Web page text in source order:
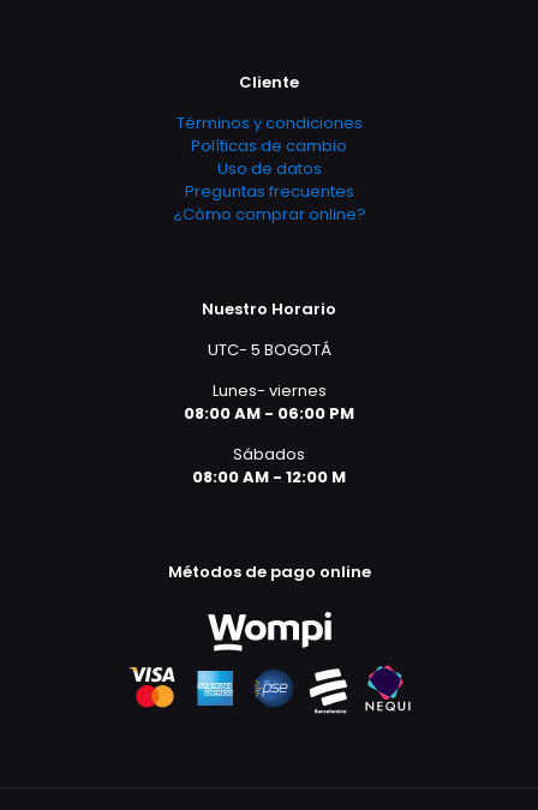
Cliente
Términos y condiciones
Políticas de cambio
Uso de datos
Preguntas frecuentes
¿Cómo comprar online?
Nuestro Horario
UTC- 5 BOGOTÁ
Lunes- viernes
08:00 AM - 06:00 PM
Sábados
08:00 AM - 12:00 M
Métodos de pago online